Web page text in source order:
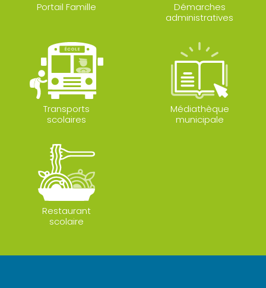
Portail Famille
Démarches
administratives
Transports
scolaires
Médiathèque
municipale
Restaurant
scolaire